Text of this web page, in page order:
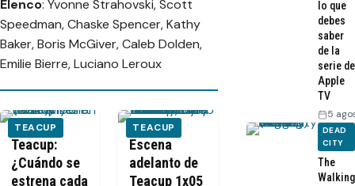
Elenco: Yvonne Strahovski, Scott
Speedman, Chaske Spencer, Kathy
Baker, Boris McGiver, Caleb Dolden,
Emilie Bierre, Luciano Leroux
TEACUP
Teacup:
¿Cuándo se
estrena cada
TEACUP
Escena
adelanto de
Teacup 1x05
lo que
debes
saber
de la
serie de
Apple
TV
5
DEAD
CITY
The
Walking